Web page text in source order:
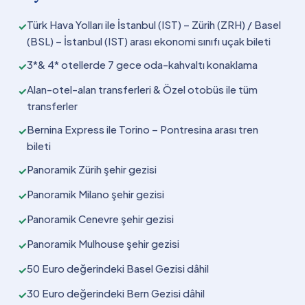
✓Türk Hava Yolları ile İstanbul (IST) – Zürih (ZRH) / Basel
(BSL) – İstanbul (IST) arası ekonomi sınıfı uçak bileti
✓3*& 4* otellerde 7 gece oda-kahvaltı konaklama
✓Alan-otel-alan transferleri & Özel otobüs ile tüm
transferler
✓Bernina Express ile Torino – Pontresina arası tren
bileti
✓Panoramik Zürih şehir gezisi
✓Panoramik Milano şehir gezisi
✓Panoramik Cenevre şehir gezisi
✓Panoramik Mulhouse şehir gezisi
✓50 Euro değerindeki Basel Gezisi dâhil
✓30 Euro değerindeki Bern Gezisi dâhil